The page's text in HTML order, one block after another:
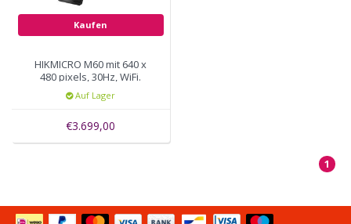
Kaufen
HIKMICRO M60 mit 640 x
480 pixels, 30Hz, WiFi.
Auf Lager
€3.699,00
1